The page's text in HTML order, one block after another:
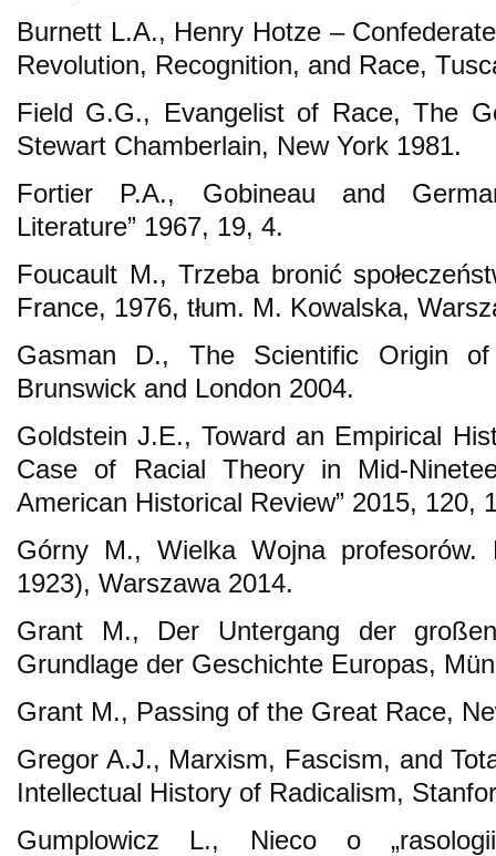
Burnett L.A., Henry Hotze –
Revolution, Recognition, and Race,
Field G.G., Evangelist of Race, The
Stewart Chamberlain, New York 1981.
Fortier P.A., Gobineau and
Literature” 1967, 19, 4.
Foucault M., Trzeba bronić
France, 1976, tłum. M. Kowalska,
Gasman D., The Scientific Origin
Brunswick and London 2004.
Goldstein J.E., Toward an Empirical
Case of Racial Theory in Mid-
American Historical Review” 2015, 120,
Górny M., Wielka Wojna profesorów.
1923), Warszawa 2014.
Grant M., Der Untergang der
Grundlage der Geschichte Europas,
Grant M., Passing of the Great Race,
Gregor A.J., Marxism, Fascism, and
Intellectual History of Radicalism,
Gumplowicz L., Nieco o